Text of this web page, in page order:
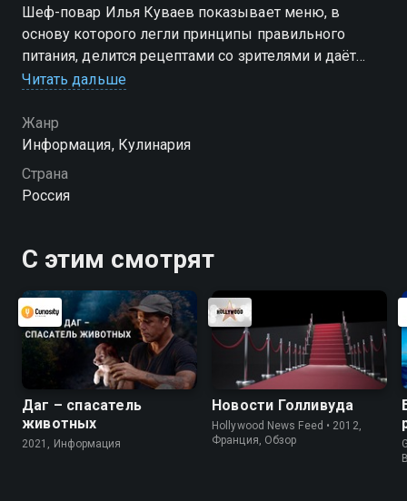
Шеф-повар Илья Куваев показывает меню, в
основу которого легли принципы правильного
питания, делится рецептами со зрителями и даёт
рекомендации, как привести себя в форму
Читать дальше
Жанр
Информация, Кулинария
Страна
Россия
С этим смотрят
Даг – спасатель
животных
2021, Информация
Новости Голливуда
Hollywood News Feed • 2012,
Франция, Обзор